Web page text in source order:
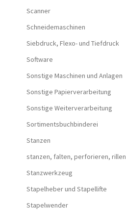
Scanner
Schneidemaschinen
Siebdruck, Flexo- und Tiefdruck
Software
Sonstige Maschinen und Anlagen
Sonstige Papierverarbeitung
Sonstige Weiterverarbeitung
Sortimentsbuchbinderei
Stanzen
stanzen, falten, perforieren, rillen
Stanzwerkzeug
Stapelheber und Stapellifte
Stapelwender